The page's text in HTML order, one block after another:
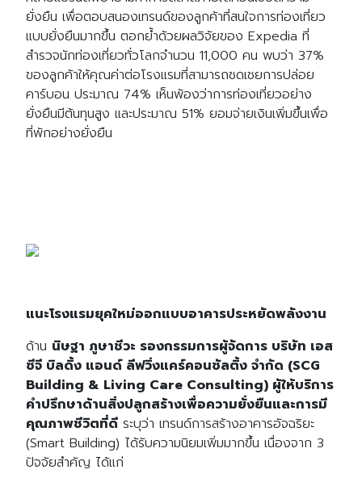
ยั่งยืน เพื่อตอบสนองเทรนด์ของลูกค้าที่สนใจการท่องเที่ยว
แบบยั่งยืนมากขึ้น ตอกย้ำด้วยผลวิจัยของ Expedia ที่
สำรวจนักท่องเที่ยวทั่วโลกจำนวน 11,000 คน พบว่า 37%
ของลูกค้าให้คุณค่าต่อโรงแรมที่สามารถชดเชยการปล่อย
คาร์บอน ประมาณ 74% เห็นพ้องว่าการท่องเที่ยวอย่าง
ยั่งยืนมีต้นทุนสูง และประมาณ 51% ยอมจ่ายเงินเพิ่มขึ้นเพื่อ
ที่พักอย่างยั่งยืน
แนะโรงแรมยุคใหม่ออกแบบอาคารประหยัดพลังงาน
ด้าน นิษฐา ภูษาชีวะ รองกรรมการผู้จัดการ บริษัท เอส
ซีจี บิลดิ้ง แอนด์ ลีฟวิ่งแคร์คอนซัลติ้ง จำกัด (SCG
Building & Living Care Consulting) ผู้ให้บริการ
คำปรึกษาด้านสิ่งปลูกสร้างเพื่อความยั่งยืนและการมี
คุณภาพชีวิตที่ดี ระบุว่า เทรนด์การสร้างอาคารอัจฉริยะ
(Smart Building) ได้รับความนิยมเพิ่มมากขึ้น เนื่องจาก 3
ปัจจัยสำคัญ ได้แก่